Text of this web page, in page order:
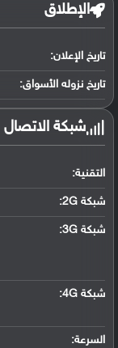
الإطلاق
تاريخ الإعلان:
تاريخ نزوله الأسواق:
شبكة الاتصال
التقنية:
شبكة 2G:
شبكة 3G :
شبكة 4G :
السرعة: